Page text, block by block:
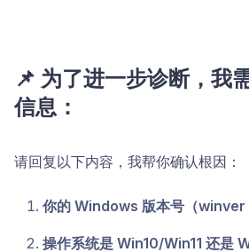
📌 为了进一步诊断，我
信息：
请回复以下内容，我帮你确认根因：
你的 Windows 版本号（winver
操作系统是 Win10/Win11 还是